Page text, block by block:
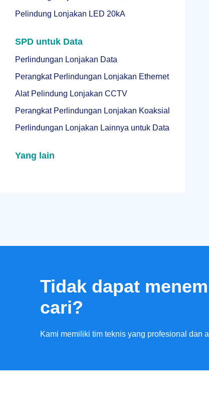
Pelindung Lonjakan LED 20kA
SPD untuk Data
Perlindungan Lonjakan Data
Perangkat Perlindungan Lonjakan Ethernet
Alat Pelindung Lonjakan CCTV
Perangkat Perlindungan Lonjakan Koaksial
Perlindungan Lonjakan Lainnya untuk Data
Yang lain
Tidak dapat
cari?
Kami memiliki tim teknis yang profesional dan